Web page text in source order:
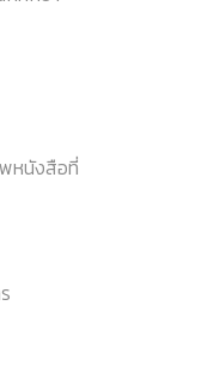
หนังสือที่